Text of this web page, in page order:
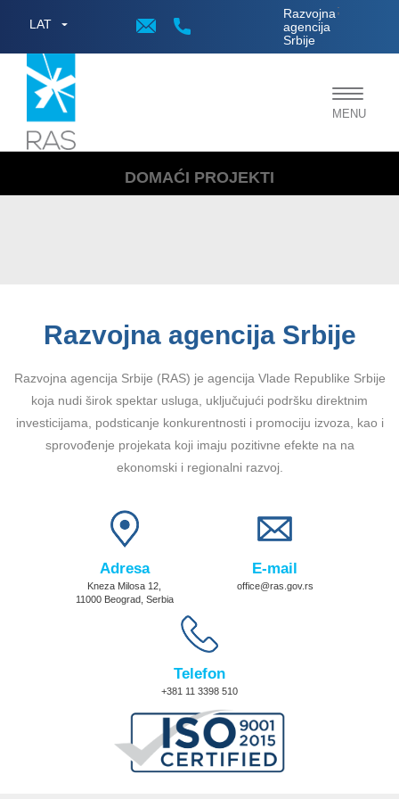
LAT
Razvojna
agencija
Srbije
;
Toggle
MENU
DOMAĆI PROJEKTI
Razvojna agencija Srbije
Razvojna agencija Srbije (RAS) je agencija Vlade Republike Srbije
koja nudi širok spektar usluga, uključujući podršku direktnim
investicijama, podsticanje konkurentnosti i promociju izvoza, kao i
sprovođenje projekata koji imaju pozitivne efekte na na
ekonomski i regionalni razvoj.
Adresa
Kneza Milosa 12,
11000 Beograd, Serbia
E-mail
office@ras.gov.rs
Telefon
+381 11 3398 510